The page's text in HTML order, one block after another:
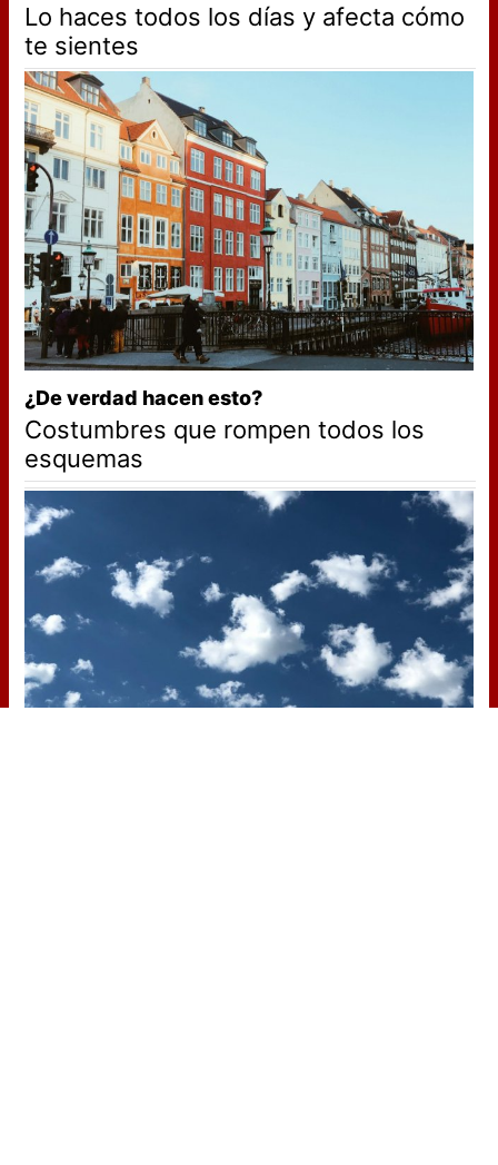
Lo haces todos los días y afecta cómo
te sientes
¿De verdad hacen esto?
Costumbres que rompen todos los
esquemas